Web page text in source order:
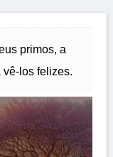
primos, a
vê-los felizes.